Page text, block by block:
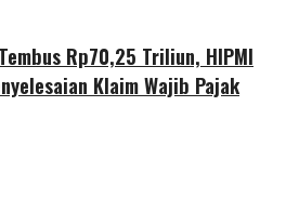
Rp70,25 Triliun, HIPMI
Klaim Wajib Pajak